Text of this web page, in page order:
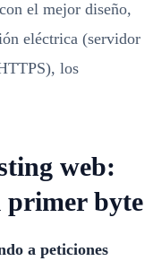
el mejor diseño,
eléctrica (servidor
los
web:
primer byte
a peticiones